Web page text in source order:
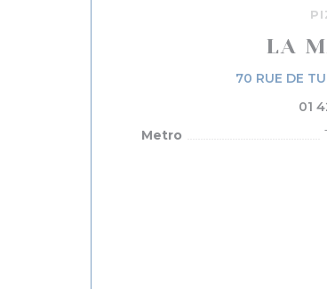
LA
70 RUE DE
01
Metro